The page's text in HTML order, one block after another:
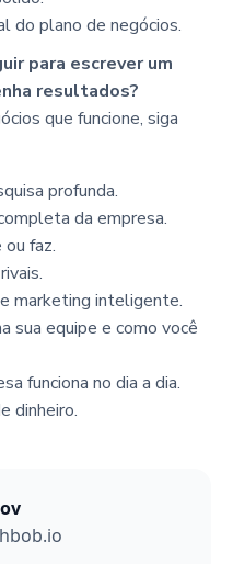
do plano de negócios.
para escrever um
resultados?
que funcione, siga
profunda.
da empresa.
faz.
marketing inteligente.
sua equipe e como você
funciona no dia a dia.
dinheiro.